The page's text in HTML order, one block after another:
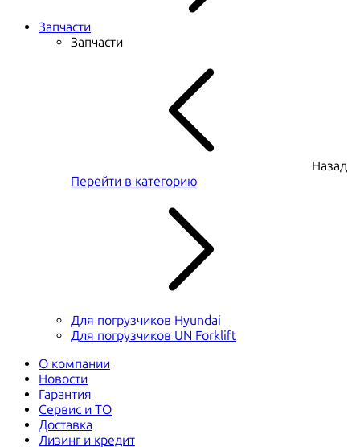
Запчасти
Запчасти
Назад
Перейти в категорию
Для погрузчиков Hyundai
Для погрузчиков UN Forklift
О компании
Новости
Гарантия
Сервис и ТО
Доставка
Лизинг и кредит